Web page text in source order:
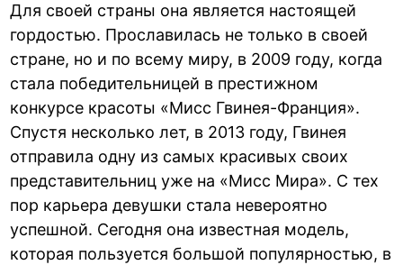
Для своей страны она является настоящей
гордостью. Прославилась не только в своей
стране, но и по всему миру, в 2009 году, когда
стала победительницей в престижном
конкурсе красоты «Мисс Гвинея-Франция».
Спустя несколько лет, в 2013 году, Гвинея
отправила одну из самых красивых своих
представительниц уже на «Мисс Мира». С тех
пор карьера девушки стала невероятно
успешной. Сегодня она известная модель,
которая пользуется большой популярностью, в